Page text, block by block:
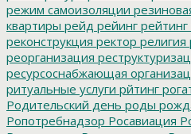
режим самоизоляции
квартиры рейд рейинг рейтинг
реконструкция ректор религия
реорганизация
ресурсоснабжающая
ритуальные услуги рйтинг
Родительский день роды
Ропотребнадзор Росавиация